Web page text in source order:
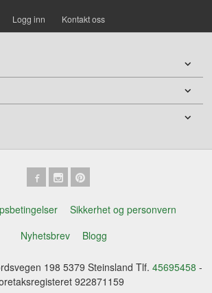
Logg inn Kontakt oss
Sikkerhet og personvern
Nyhetsbrev
Blogg
198 5379 Steinsland Tlf. 45695458 -
922871159